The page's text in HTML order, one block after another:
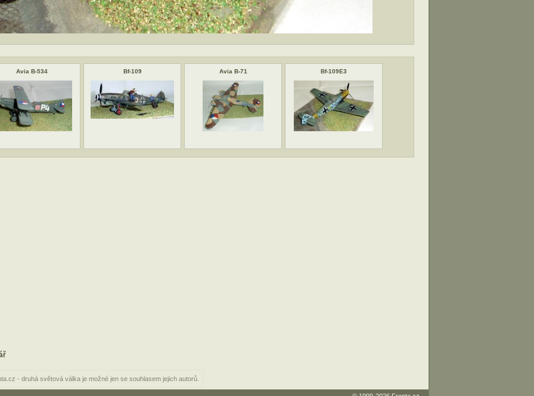
Avia B-534 Bf-109 Avia B-71 Bf-109E3
- druhá světová válka je možné jen se souhlasem jejich autorů.